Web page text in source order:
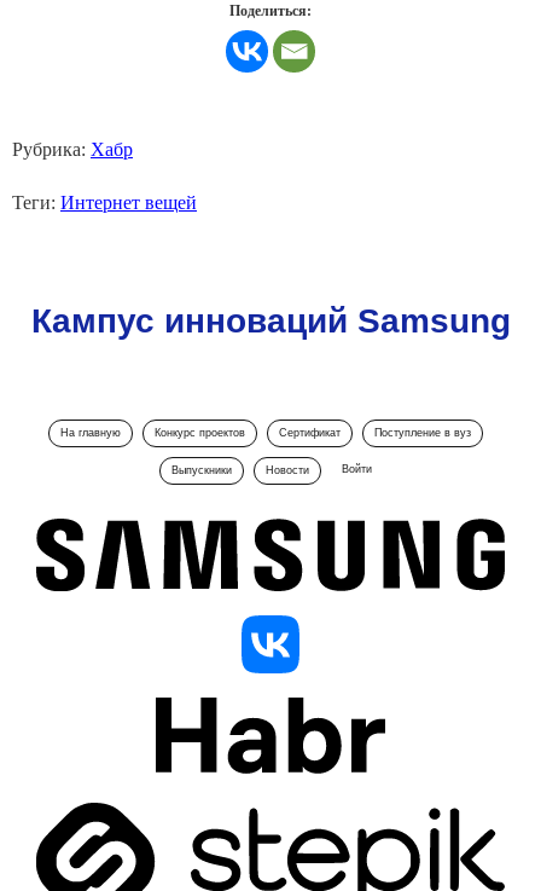
Поделиться:
Рубрика: Хабр
Теги: Интернет вещей
Кампус инноваций Samsung
На главную Конкурс проектов Сертификат Поступление в вуз
Выпускники Новости Войти